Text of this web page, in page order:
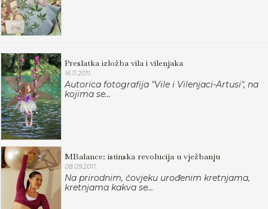
Preslatka izložba vila i vilenjaka
16.11.2011.
Autorica fotografija "Vile i Vilenjaci-Artusi", na
kojima se...
MBalance: istinska revolucija u vježbanju
08.09.2011.
Na prirodnim, čovjeku urođenim kretnjama,
kretnjama kakva se...